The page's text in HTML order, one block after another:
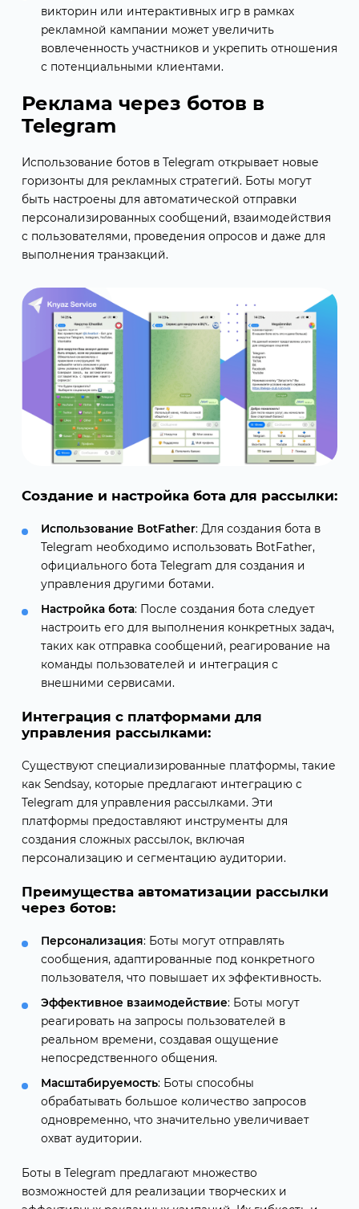
викторин или интерактивных игр в рамках
рекламной кампании может увеличить
вовлеченность участников и укрепить отношения
с потенциальными клиентами.
Реклама через ботов в
Telegram
Использование ботов в Telegram открывает новые
горизонты для рекламных стратегий. Боты могут
быть настроены для автоматической отправки
персонализированных сообщений, взаимодействия
с пользователями, проведения опросов и даже для
выполнения транзакций.
Создание и настройка бота для рассылки:
Использование BotFather: Для создания бота в
Telegram необходимо использовать BotFather,
официального бота Telegram для создания и
управления другими ботами.
Настройка бота: После создания бота следует
настроить его для выполнения конкретных задач,
таких как отправка сообщений, реагирование на
команды пользователей и интеграция с
внешними сервисами.
Интеграция с платформами для
управления рассылками:
Существуют специализированные платформы, такие
как Sendsay, которые предлагают интеграцию с
Telegram для управления рассылками. Эти
платформы предоставляют инструменты для
создания сложных рассылок, включая
персонализацию и сегментацию аудитории.
Преимущества автоматизации рассылки
через ботов:
Персонализация: Боты могут отправлять
сообщения, адаптированные под конкретного
пользователя, что повышает их эффективность.
Эффективное взаимодействие: Боты могут
реагировать на запросы пользователей в
реальном времени, создавая ощущение
непосредственного общения.
Масштабируемость: Боты способны
обрабатывать большое количество запросов
одновременно, что значительно увеличивает
охват аудитории.
Боты в Telegram предлагают множество
возможностей для реализации творческих и